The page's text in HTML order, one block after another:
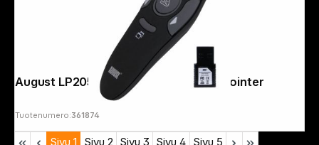
August LP205R Presenter with Laserpointer
Tuotenumero:361874
Sivu 1 Sivu 2 Sivu 3 Sivu 4 Sivu 5